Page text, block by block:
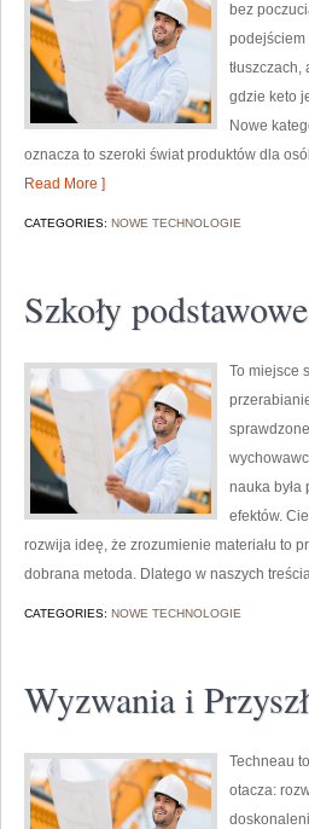
bez
podejściem
gdzie keto
Nowe
oznacza to szeroki świat produktów dla
Read More ]
CATEGORIES: NOWE TECHNOLOGIE
Szkoły podstawowe
To miejsce
nauka była
efektów.
rozwija ideę, że zrozumienie materiału to
dobrana metoda. Dlatego w naszych
CATEGORIES: NOWE TECHNOLOGIE
Wyzwania i
Techneau
otacza: